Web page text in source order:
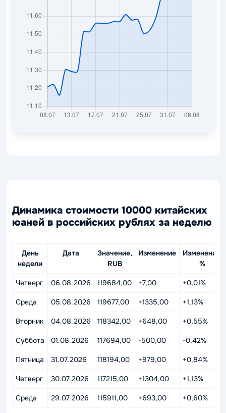
Динамика стоимости 10000 китайских
юаней в российских рублях за неделю
День
недели
Дата
Значение,
RUB
Изменение
Изменение,
%
Четверг 06.08.2026 119684,00 +7,00 +0,01%
Среда 05.08.2026 119677,00 +1335,00 +1,13%
Вторник 04.08.2026 118342,00 +648,00 +0,55%
Суббота 01.08.2026 117694,00 -500,00 -0,42%
Пятница 31.07.2026 118194,00 +979,00 +0,84%
Четверг 30.07.2026 117215,00 +1304,00 +1,13%
Среда 29.07.2026 115911,00 +693,00 +0,60%